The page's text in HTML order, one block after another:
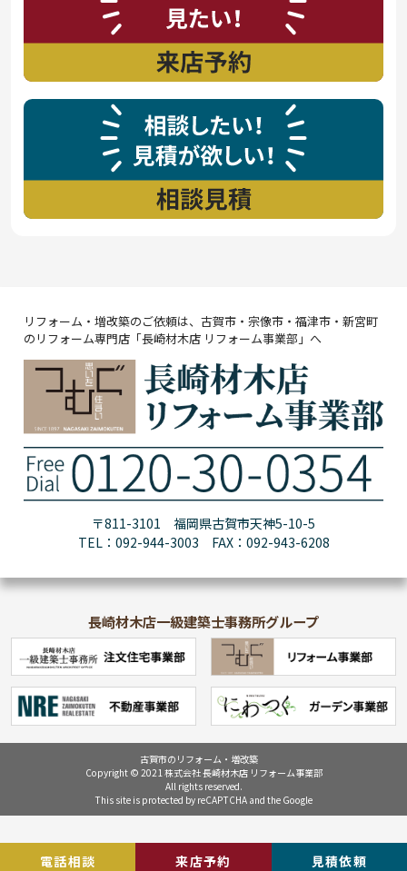
リフォーム・増改築のご依頼は、古賀市・宗像市・福津市・新宮町
のリフォーム専門店「長崎材木店 リフォーム事業部」へ
〒811-3101 福岡県古賀市天神5-10-5
TEL：092-944-3003 FAX：092-943-6208
長崎材木店一級建築士事務所グループ
古賀市のリフォーム・増改築
Copyright © 2021 株式会社 長崎材木店 リフォーム事業部
All rights reserved.
This site is protected by reCAPTCHA and the Google
電話相談 来店予約 見積依頼